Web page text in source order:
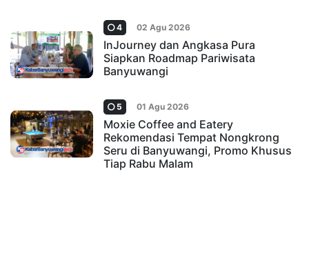
4 02 Agu 2026
InJourney dan Angkasa Pura
Siapkan Roadmap Pariwisata
Banyuwangi
5 01 Agu 2026
Moxie Coffee and Eatery
Rekomendasi Tempat Nongkrong
Seru di Banyuwangi, Promo Khusus
Tiap Rabu Malam